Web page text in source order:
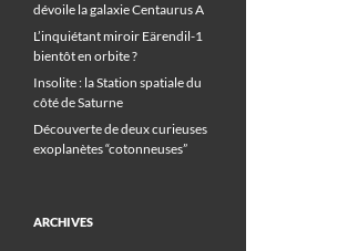
dévoile la galaxie Centaurus A
L’inquiétant miroir Eärendil-1
bientôt en orbite ?
Insolite : la Station spatiale du
côté de Saturne
Découverte de deux curieuses
exoplanètes “cotonneuses”
ARCHIVES